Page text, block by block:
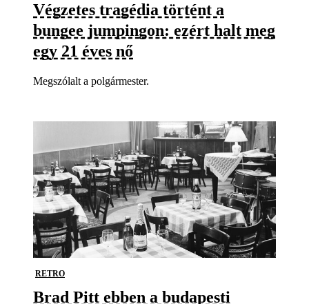
Végzetes tragédia történt a
bungee jumpingon: ezért halt meg
egy 21 éves nő
Megszólalt a polgármester.
RETRO
Brad Pitt ebben a budapesti